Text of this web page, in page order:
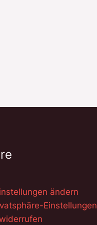
ändern
Einstellungen